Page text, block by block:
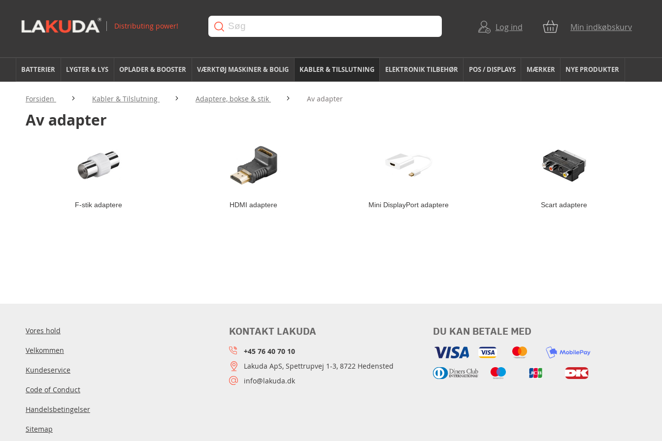
Log ind Min indkøbskurv
BATTERIER LYGTER & LYS OPLADER & BOOSTER VÆRKTØJ MASKINER & BOLIG KABLER & TILSLUTNING ELEKTRONIK TILBEHØR POS / DISPLAYS MÆRKER NYE PRODUKTER
Forsiden Kabler & Tilslutning Adaptere, bokse & stik Av adapter
Av adapter
F-stik adaptere HDMI adaptere Mini DisplayPort adaptere Scart adaptere
Vores hold
Velkommen
Kundeservice
Code of Conduct
Handelsbetingelser
Sitemap
DU KAN BETALE MED
KONTAKT LAKUDA
+45 76 40 70 10
Lakuda ApS, Spettrupvej 1-3, 8722 Hedensted
info@lakuda.dk